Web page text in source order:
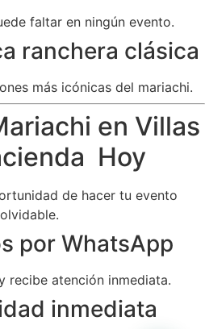
faltar en ningún evento.
ranchera clásica
más icónicas del mariachi.
en Villas
Hoy
de hacer tu evento
por WhatsApp
recibe atención inmediata.
inmediata